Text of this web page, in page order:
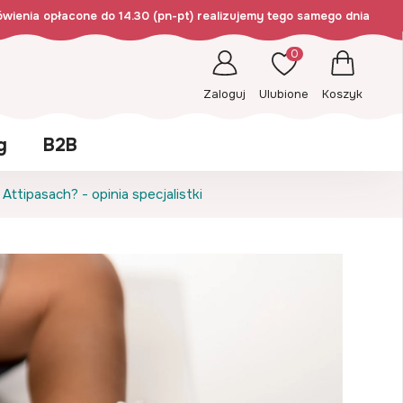
opłacone do 14.30 (pn-pt) realizujemy tego samego dnia
Zaloguj
0
Ulubione Koszyk
B2B
- opinia specjalistki